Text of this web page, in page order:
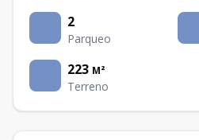
2
Parqueo
223 M²
Terreno